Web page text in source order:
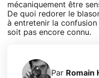
mécaniquement être
De quoi redorer le
à entretenir la
soit pas encore connu.
Par Romain